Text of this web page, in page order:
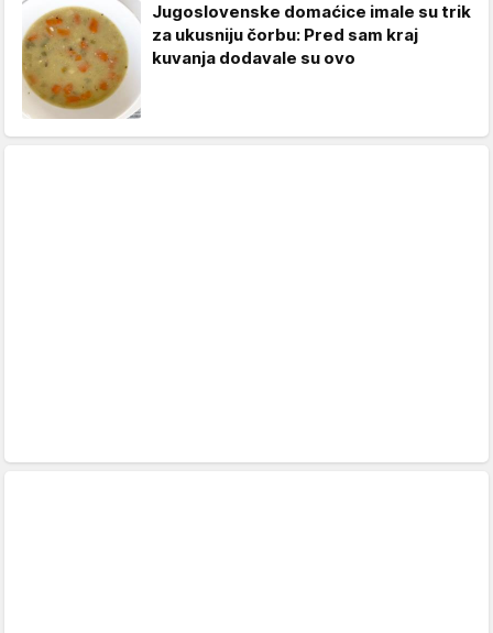
Jugoslovenske domaćice imale su trik
za ukusniju čorbu: Pred sam kraj
kuvanja dodavale su ovo